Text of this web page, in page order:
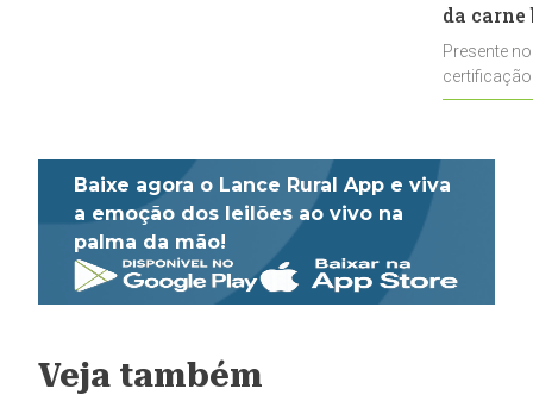
da
Presente
Baixe agora o Lance Rural App e viva
a emoção dos leilões ao vivo na
palma da mão!
Veja também